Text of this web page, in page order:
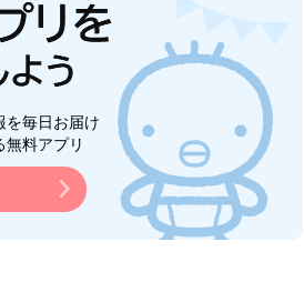
を毎日お届け
料アプリ